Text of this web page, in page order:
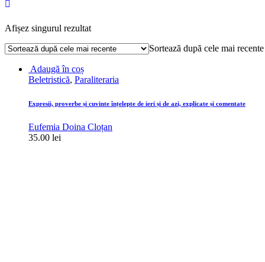
Afișez singurul rezultat
Sortează după cele mai recente
Adaugă în coș
Beletristică, Paraliteraria
Expresii, proverbe și cuvinte înțelepte de ieri și de azi, explicate și comentate
Eufemia Doina Cloțan
35.00 lei